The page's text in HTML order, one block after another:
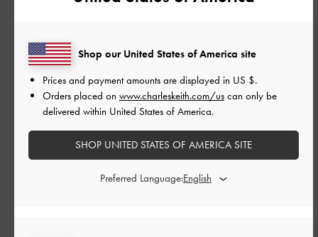
ご利用者様
デザイン良し コスパ良し！
形も良くて、バックルが収縮するので
し、デザインも良し
2026-05-03
Shop our United States of America site
Prices and payment amounts are displayed in US $.
Orders placed on www.charleskeith.com/us can only be
delivered within United States of America.
SHOP UNITED STATES OF AMERICA SITE
Preferred Language: